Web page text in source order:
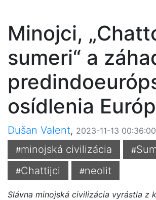
Minojci,
sumeri“ a
osídlenia
Dušan Valent, 2023-11-13 00:36:00
#minojská civilizácia #
#Chattijci #neolit
Slávna minojská civilizácia vyrástla z